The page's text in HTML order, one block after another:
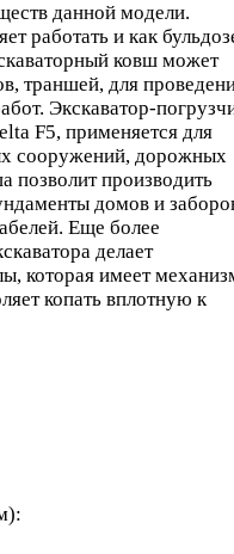
данной модели.
работать и как
ковш может
траншей, для
Экскаватор-
F5, применяется для
сооружений, дорожных
позволит производить
домов и
Еще более
делает
которая имеет
копать вплотную к